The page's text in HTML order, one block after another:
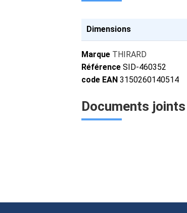
Dimensions
Marque THIRARD
Référence SID-460352
code EAN 3150260140514
Documents joints